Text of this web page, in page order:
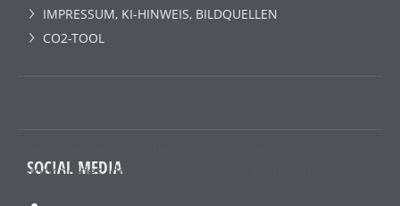
IMPRESSUM, KI-HINWEIS, BILDQUELLEN
CO2-TOOL
SOCIAL MEDIA
Sessioncookies, die das einwandfreie Funktionieren der